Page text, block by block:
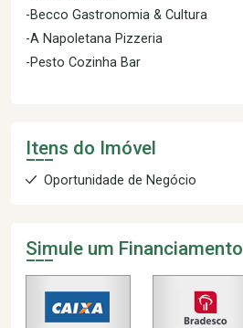
-Becco Gastronomia & Cultura
-A Napoletana Pizzeria
-Pesto Cozinha Bar
Itens do Imóvel
Oportunidade de Negócio
Simule um Financiamento